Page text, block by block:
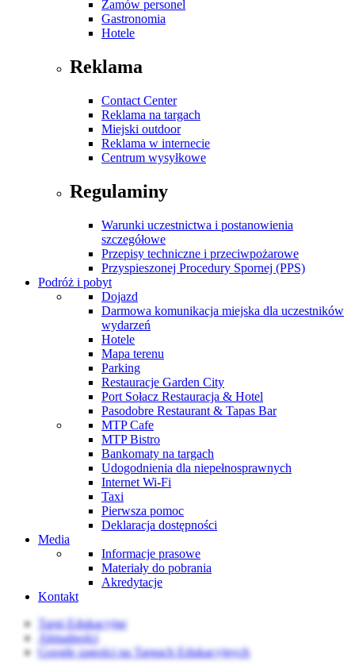
Zamów personel
Gastronomia
Hotele
Reklama
Contact Center
Reklama na targach
Miejski outdoor
Reklama w internecie
Centrum wysyłkowe
Regulaminy
Warunki uczestnictwa i postanowienia
szczegółowe
Przepisy techniczne i przeciwpożarowe
Przyspieszonej Procedury Spornej (PPS)
Podróż i pobyt
Dojazd
Darmowa komunikacja miejska dla uczestników
wydarzeń
Hotele
Mapa terenu
Parking
Restauracje Garden City
Port Sołacz Restauracja & Hotel
Pasodobre Restaurant & Tapas Bar
MTP Cafe
MTP Bistro
Bankomaty na targach
Udogodnienia dla niepełnosprawnych
Internet Wi-Fi
Taxi
Pierwsza pomoc
Deklaracja dostępności
Media
Informacje prasowe
Materiały do pobrania
Akredytacje
Kontakt
Targi Edukacyjne
Aktualności
Google zagości na Targach Edukacyjnych